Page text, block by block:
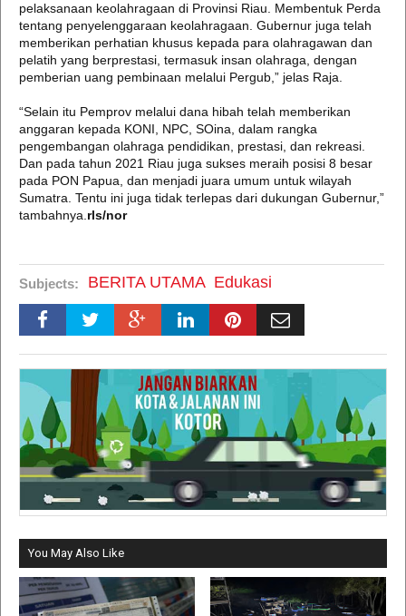
pelaksanaan keolahragaan di Provinsi Riau. Membentuk Perda
tentang penyelenggaraan keolahragaan. Gubernur juga telah
memberikan perhatian khusus kepada para olahragawan dan
pelatih yang berprestasi, termasuk insan olahraga, dengan
pemberian uang pembinaan melalui Pergub,” jelas Raja.
“Selain itu Pemprov melalui dana hibah telah memberikan
anggaran kepada KONI, NPC, SOina, dalam rangka
pengembangan olahraga pendidikan, prestasi, dan rekreasi.
Dan pada tahun 2021 Riau juga sukses meraih posisi 8 besar
pada PON Papua, dan menjadi juara umum untuk wilayah
Sumatra. Tentu ini juga tidak terlepas dari dukungan Gubernur,”
tambahnya. rls/nor
Subjects: BERITA UTAMA Edukasi
You May Also Like